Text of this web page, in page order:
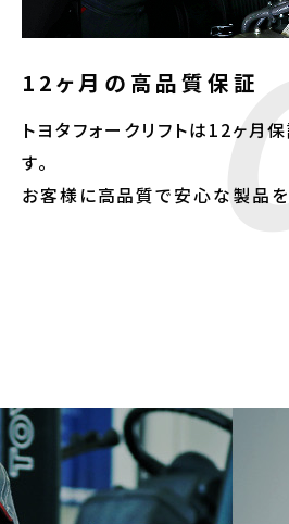
12ヶ月の高品質保証
トヨタフォークリフトは12ヶ月
す。
お客様に高品質で安心な製品を